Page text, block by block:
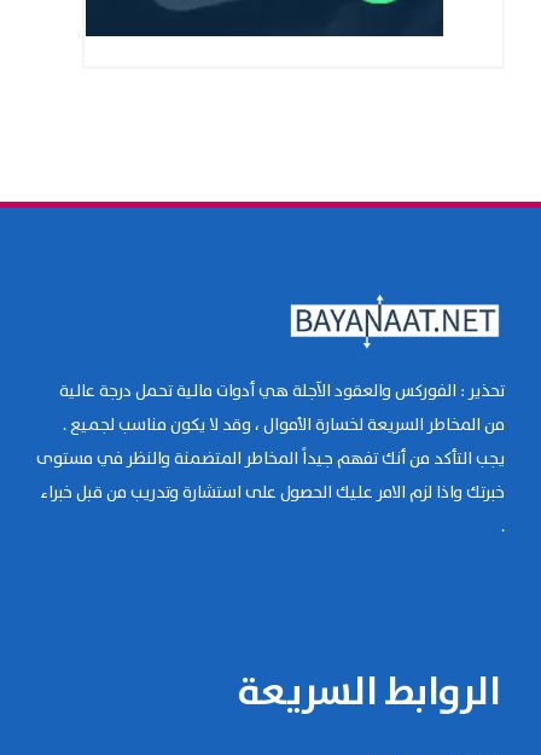
تحذير : الفوركس والعقود الآجلة هي أدوات مالية تحمل درجة عالية
من المخاطر السريعة لخسارة الأموال ، وقد لا يكون مناسب لجميع .
يجب التأكد من أنك تفهم جيداً المخاطر المتضمنة والنظر في مستوى
خبرتك واذا لزم الامر عليك الحصول على استشارة وتدريب من قبل خبراء
.
الروابط السريعة